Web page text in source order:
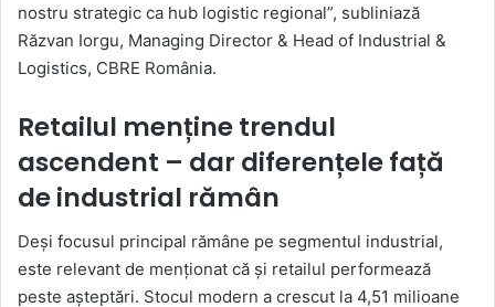
nostru strategic ca hub logistic regional”, subliniază
Răzvan Iorgu, Managing Director & Head of Industrial &
Logistics, CBRE România.
Retailul menține trendul
ascendent – dar diferențele față
de industrial rămân
Deși focusul principal rămâne pe segmentul industrial,
este relevant de menționat că și retailul performează
peste așteptări. Stocul modern a crescut la 4,51 milioane